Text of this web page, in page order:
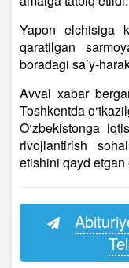
Yapon elchisiga
qaratilgan
boradagi sa’y-
Avval xabar
Toshkentda
O‘zbekistonga
rivojlantirish
etishini qayd etgan